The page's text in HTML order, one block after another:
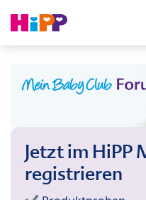
Jetzt im HiPP
registrieren